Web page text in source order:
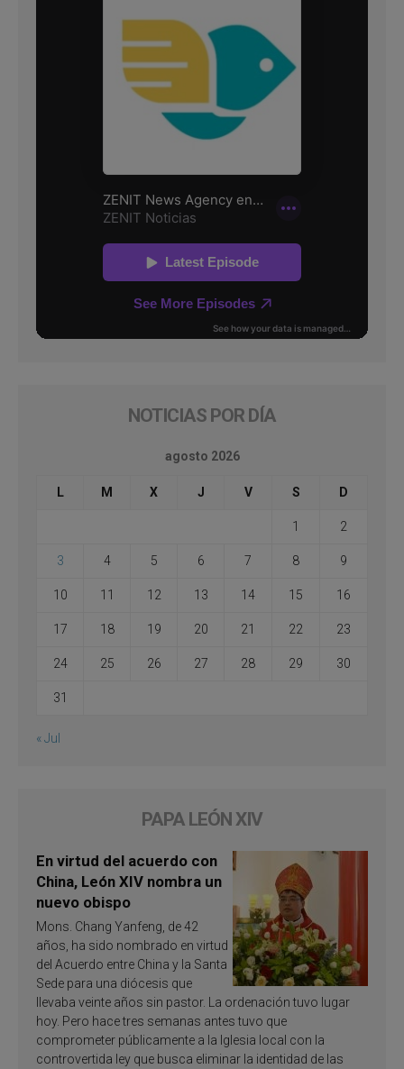
NOTICIAS POR DÍA
agosto 2026
L M X J V S D
1 2
3 4 5 6 7 8 9
10 11 12 13 14 15 16
17 18 19 20 21 22 23
24 25 26 27 28 29 30
31
« Jul
PAPA LEÓN XIV
En virtud del acuerdo con
China, León XIV nombra un
nuevo obispo
Mons. Chang Yanfeng, de 42
años, ha sido nombrado en virtud
del Acuerdo entre China y la Santa
Sede para una diócesis que
llevaba veinte años sin pastor. La ordenación tuvo lugar
hoy. Pero hace tres semanas antes tuvo que
comprometer públicamente a la Iglesia local con la
controvertida ley que busca eliminar la identidad de las